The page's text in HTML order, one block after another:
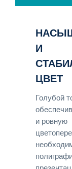
И
ЦВЕТ
Голубой
и ровную